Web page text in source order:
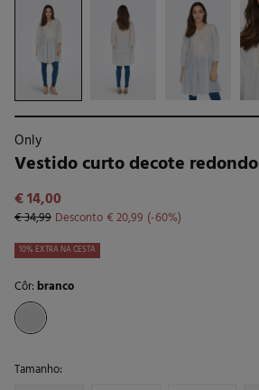
Only
Vestido curto decote redondo
€ 14,00
€ 34,99 Desconto€ 20,99 60
10% EXTRA NA CESTA
Côr:branco
Tamanho: